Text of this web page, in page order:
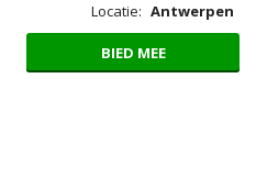
Locatie: Antwerpen
BIED MEE